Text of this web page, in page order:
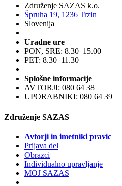
Združenje SAZAS k.o.
Špruha 19, 1236 Trzin
Slovenija
Uradne ure
PON, SRE: 8.30–15.00
PET: 8.30–11.30
Splošne informacije
AVTORJI: 080 64 38
UPORABNIKI: 080 64 39
Združenje SAZAS
Avtorji in imetniki pravic
Prijava del
Obrazci
Individualno upravljanje
MOJ SAZAS